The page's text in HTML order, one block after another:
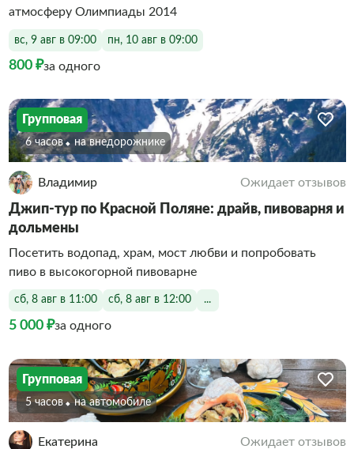
атмосферу Олимпиады 2014
вс, 9 авг в 09:00 пн, 10 авг в 09:00
800 ₽за одного
Групповая
6 часов На внедорожнике
Владимир Ожидает отзывов
Джип-тур по Красной Поляне: драйв, пивоварня и
дольмены
Посетить водопад, храм, мост любви и попробовать
пиво в высокогорной пивоварне
сб, 8 авг в 11:00 сб, 8 авг в 12:00 ...
5 000 ₽за одного
Групповая
5 часов На автомобиле
Екатерина Ожидает отзывов